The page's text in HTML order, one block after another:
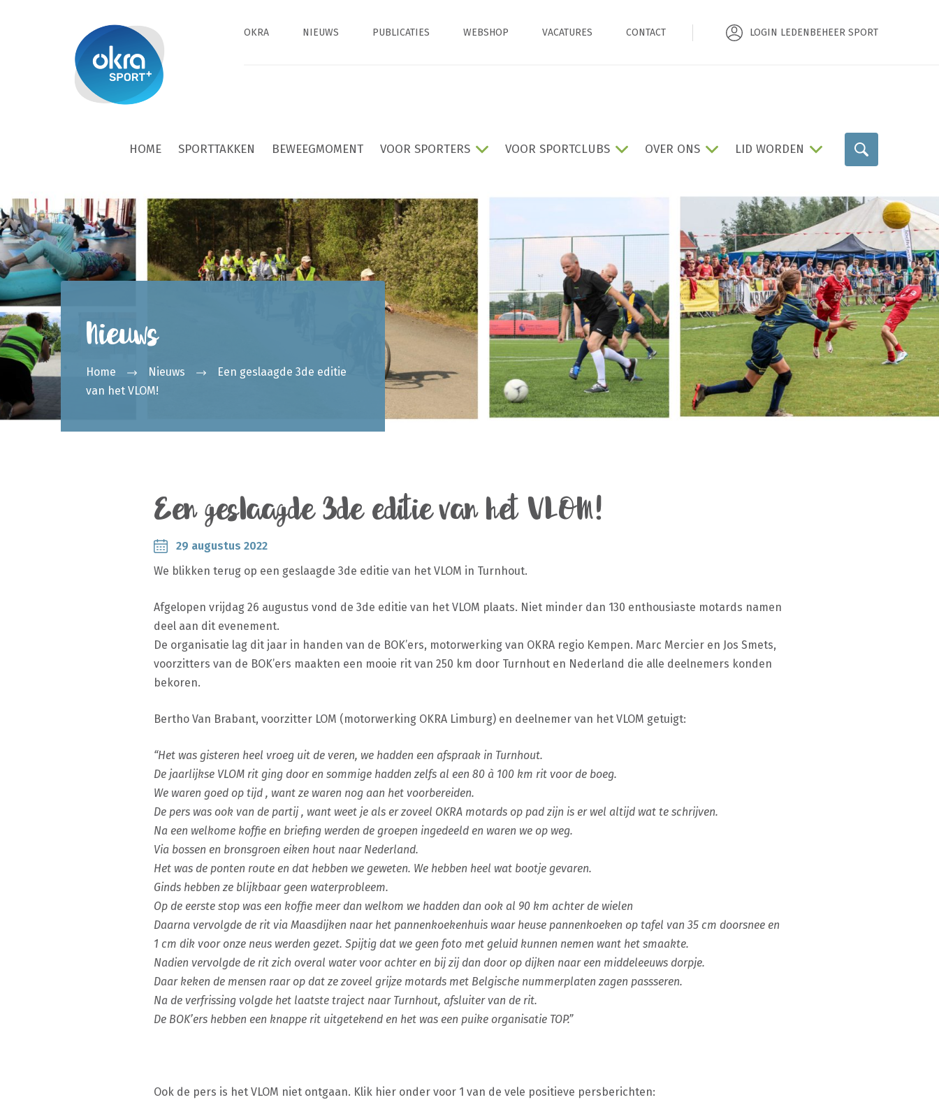
OKRA NIEUWS PUBLICATIES WEBSHOP VACATURES CONTACT LOGIN LEDENBEHEER SPORT
HOME SPORTTAKKEN BEWEEGMOMENT VOOR SPORTERS VOOR SPORTCLUBS OVER ONS LID WORDEN
Nieuws
Home Nieuws
Een geslaagde 3de editie
van het VLOM!
Een geslaagde 3de editie van het VLOM!
29 augustus 2022
We blikken terug op een geslaagde 3de editie van het VLOM in Turnhout.
Afgelopen vrijdag 26 augustus vond de 3de editie van het VLOM plaats. Niet minder dan 130 enthousiaste motards namen
deel aan dit evenement.
De organisatie lag dit jaar in handen van de BOK’ers, motorwerking van OKRA regio Kempen. Marc Mercier en Jos Smets,
voorzitters van de BOK’ers maakten een mooie rit van 250 km door Turnhout en Nederland die alle deelnemers konden
bekoren.
Bertho Van Brabant, voorzitter LOM (motorwerking OKRA Limburg) en deelnemer van het VLOM getuigt:
“Het was gisteren heel vroeg uit de veren, we hadden een afspraak in Turnhout.
De jaarlijkse VLOM rit ging door en sommige hadden zelfs al een 80 à 100 km rit voor de boeg.
We waren goed op tijd , want ze waren nog aan het voorbereiden.
De pers was ook van de partij , want weet je als er zoveel OKRA motards op pad zijn is er wel altijd wat te schrijven.
Na een welkome koffie en briefing werden de groepen ingedeeld en waren we op weg.
Via bossen en bronsgroen eiken hout naar Nederland.
Het was de ponten route en dat hebben we geweten. We hebben heel wat bootje gevaren.
Ginds hebben ze blijkbaar geen waterprobleem.
Op de eerste stop was een koffie meer dan welkom we hadden dan ook al 90 km achter de wielen
Daarna vervolgde de rit via Maasdijken naar het pannenkoekenhuis waar heuse pannenkoeken op tafel van 35 cm doorsnee en
1 cm dik voor onze neus werden gezet. Spijtig dat we geen foto met geluid kunnen nemen want het smaakte.
Nadien vervolgde de rit zich overal water voor achter en bij zij dan door op dijken naar een middeleeuws dorpje.
Daar keken de mensen raar op dat ze zoveel grijze motards met Belgische nummerplaten zagen passseren.
Na de verfrissing volgde het laatste traject naar Turnhout, afsluiter van de rit.
De BOK’ers hebben een knappe rit uitgetekend en het was een puike organisatie TOP.”
Ook de pers is het VLOM niet ontgaan. Klik hier onder voor 1 van de vele positieve persberichten: